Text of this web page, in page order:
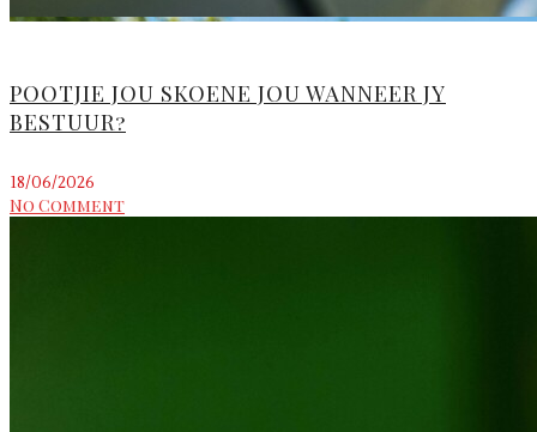
POOTJIE JOU SKOENE JOU WANNEER JY
BESTUUR?
18/06/2026
No Comment